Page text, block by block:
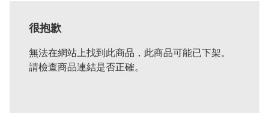
很抱歉
無法在網站上找到此商品，此商品可能已下架。
請檢查商品連結是否正確。